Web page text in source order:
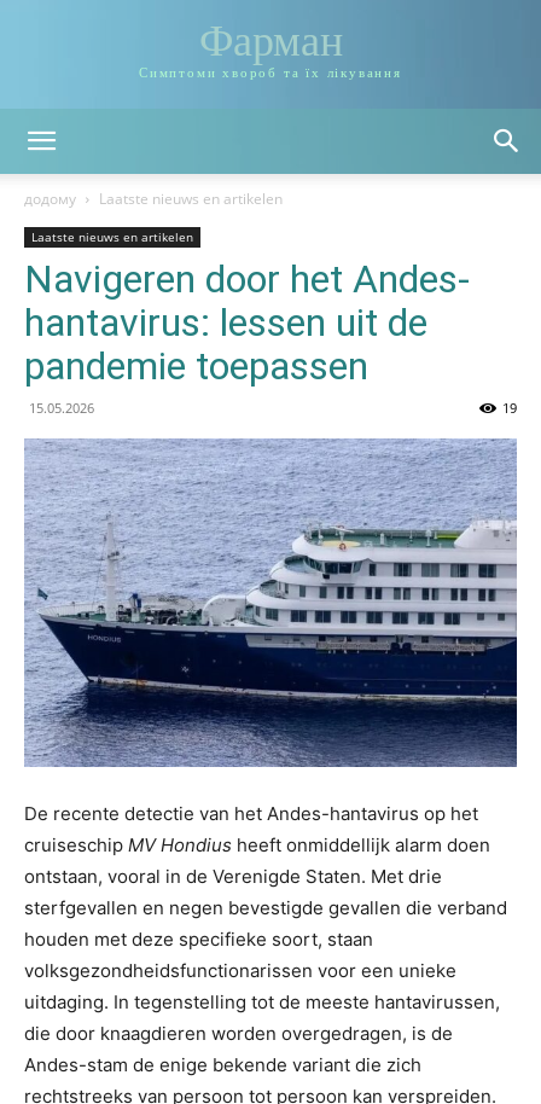
Фарман
Симптоми хвороб та їх лікування
додому Laatste nieuws en artikelen
Laatste nieuws en artikelen
Navigeren door het Andes-
hantavirus: lessen uit de
pandemie toepassen
15.05.2026 19
De recente detectie van het Andes-hantavirus op het
cruiseschip MV Hondius heeft onmiddellijk alarm doen
ontstaan, vooral in de Verenigde Staten. Met drie
sterfgevallen en negen bevestigde gevallen die verband
houden met deze specifieke soort, staan ​​
volksgezondheidsfunctionarissen voor een unieke
uitdaging. In tegenstelling tot de meeste hantavirussen,
die door knaagdieren worden overgedragen, is de
Andes-stam de enige bekende variant die zich
rechtstreeks van persoon tot persoon kan verspreiden.